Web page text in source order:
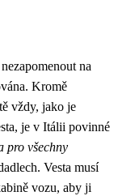
na
Kromě
vždy, jako je
je v Itálii povinné
pro všechny
Vesta musí
vozu, aby ji